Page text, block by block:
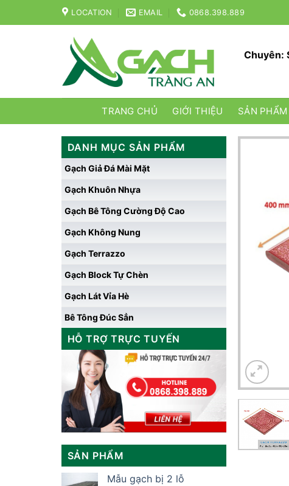
to
LOCATION EMAIL 0868.398.889
Chuyên:
TRANG CHỦ GIỚI THIỆU SẢN
DANH MỤC SẢN PHẨM
Gạch Giả Đá Mài Mặt
Gạch Khuôn Nhựa
Gạch Bê Tông Cường Độ Cao
Gạch Không Nung
Gạch Terrazzo
Gạch Block Tự Chèn
Gạch Lát Vỉa Hè
Bê Tông Đúc Sẳn
HỖ TRỢ TRỰC TUYẾN
SẢN PHẨM
Mẫu gạch bị 2 lỗ